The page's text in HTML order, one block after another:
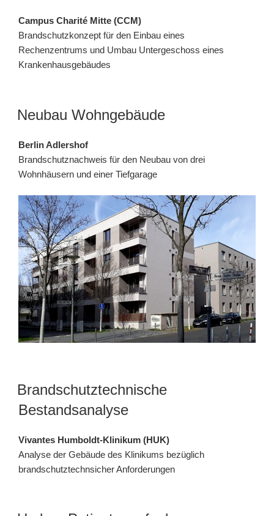
Campus Charité Mitte (CCM)
Brandschutzkonzept für den Einbau eines
Rechenzentrums und Umbau Untergeschoss eines
Krankenhausgebäudes
Neubau Wohngebäude
Berlin Adlershof
Brandschutznachweis für den Neubau von drei
Wohnhäusern und einer Tiefgarage
Brandschutztechnische
Bestandsanalyse
Vivantes Humboldt-Klinikum (HUK)
Analyse der Gebäude des Klinikums bezüglich
brandschutztechnsicher Anforderungen